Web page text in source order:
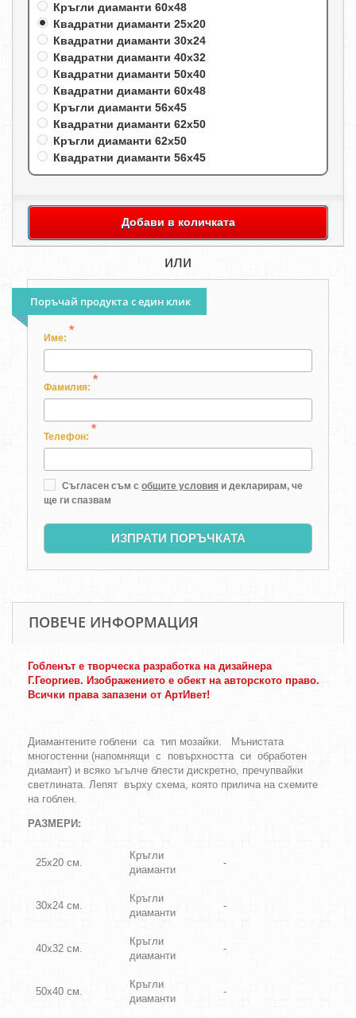
Кръгли диаманти 60х48
Квадратни диаманти 25х20
Квадратни диаманти 30х24
Квадратни диаманти 40х32
Квадратни диаманти 50х40
Квадратни диаманти 60х48
Кръгли диаманти 56х45
Квадратни диаманти 62х50
Кръгли диаманти 62х50
Квадратни диаманти 56х45
Добави в количката
или
Поръчай продукта с един клик
Име:
*
Фамилия:
*
Телефон:
*
Съгласен съм с общите условия и декларирам, че
ще ги спазвам
ИЗПРАТИ ПОРЪЧКАТА
ПОВЕЧЕ ИНФОРМАЦИЯ
Гобленът е творческа разработка на дизайнера
Г.Георгиев. Изображението е обект на авторското право.
Всички права запазени от АртИвет!
Диамантените гоблени са тип мозайки. Мънистата
многостенни (напомнящи с повърхността си обработен
диамант) и всяко ъгълче блести дискретно, пречупвайки
светлината. Лепят върху схема, която прилича на схемите
на гоблен.
РАЗМЕРИ:
25х20 см.
Кръгли
диаманти
-
30х24 см.
Кръгли
диаманти
-
40х32 см.
Кръгли
диаманти
-
50х40 см.
Кръгли
диаманти
-